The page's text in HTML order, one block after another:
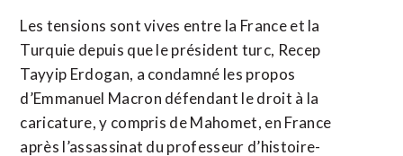
Les tensions sont vives entre la France et la
Turquie depuis que le président turc, Recep
Tayyip Erdogan, a condamné les propos
d’Emmanuel Macron défendant le droit à la
caricature, y compris de Mahomet, en France
après l’assassinat du professeur d’histoire-